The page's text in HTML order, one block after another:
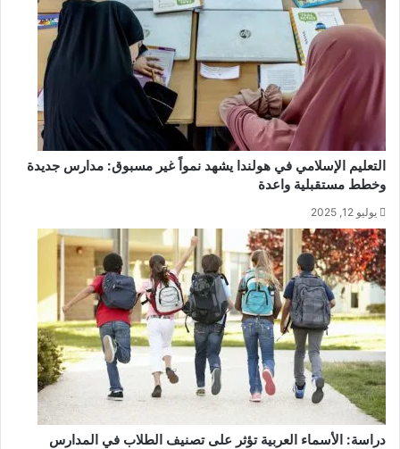
التعليم الإسلامي في هولندا يشهد نمواً غير مسبوق: مدارس جديدة
وخطط مستقبلية واعدة
يوليو 12, 2025
دراسة: الأسماء العربية تؤثر على تصنيف الطلاب في المدارس